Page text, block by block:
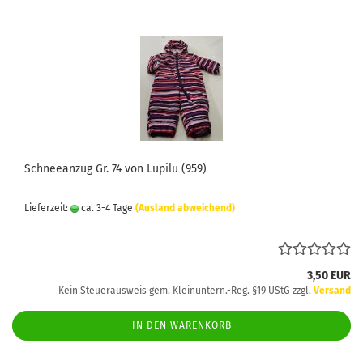
Schneeanzug Gr. 74 von Lupilu (959)
Lieferzeit: ca. 3-4 Tage (Ausland abweichend)
3,50 EUR
Kein Steuerausweis gem. Kleinuntern.-Reg. §19 UStG zzgl. Versand
IN DEN WARENKORB